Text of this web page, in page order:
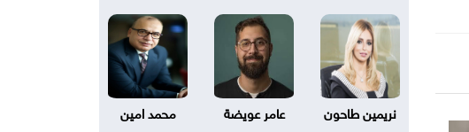
نريمين طاحون عامر عويضة محمد امين